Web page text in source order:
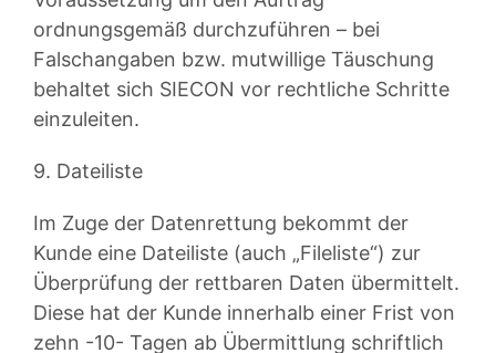
ordnungsgemäß durchzuführen – bei
Falschangaben bzw. mutwillige Täuschung
behaltet sich SIECON vor rechtliche Schritte
einzuleiten.
9. Dateiliste
Im Zuge der Datenrettung bekommt der
Kunde eine Dateiliste (auch „Fileliste“) zur
Überprüfung der rettbaren Daten übermittelt.
Diese hat der Kunde innerhalb einer Frist von
zehn -10- Tagen ab Übermittlung schriftlich